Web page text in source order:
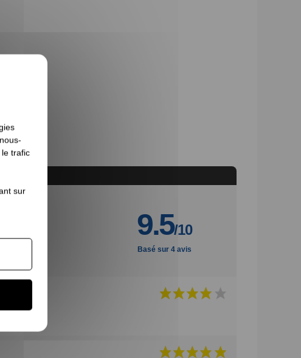
9.5/10
Basé sur 4 avis
trafic
sur